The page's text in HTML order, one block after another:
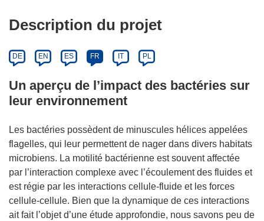
Description du projet
DE EN ES FR IT PL
Un aperçu de l’impact des bactéries sur
leur environnement
Les bactéries possèdent de minuscules hélices appelées
flagelles, qui leur permettent de nager dans divers habitats
microbiens. La motilité bactérienne est souvent affectée
par l’interaction complexe avec l’écoulement des fluides et
est régie par les interactions cellule-fluide et les forces
cellule-cellule. Bien que la dynamique de ces interactions
ait fait l’objet d’une étude approfondie, nous savons peu de